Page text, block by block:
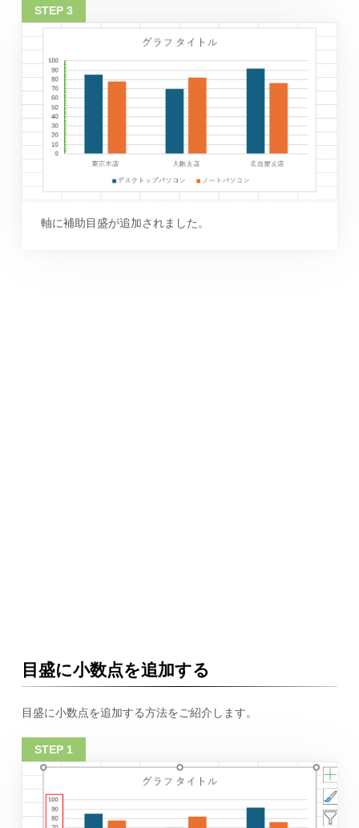
軸に補助目盛が追加されました。
目盛に小数点を追加する
目盛に小数点を追加する方法をご紹介します。